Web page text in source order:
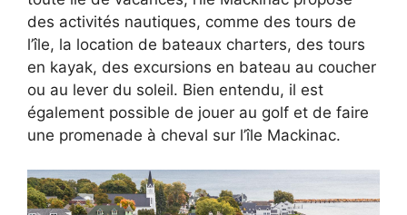
des activités nautiques, comme des tours de
l’île, la location de bateaux charters, des tours
en kayak, des excursions en bateau au coucher
ou au lever du soleil. Bien entendu, il est
également possible de jouer au golf et de faire
une promenade à cheval sur l’île Mackinac.